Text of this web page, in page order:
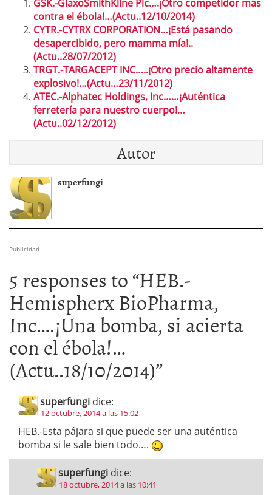
GSK.-GlaxoSmithKline Plc….¡Otro competidor mas
contra el ébola!…(Actu..12/10/2014)
CYTR.-CYTRX CORPORATION…¡Está pasando
desapercibido, pero mamma mía!..
(Actu..28/07/2012)
TRGT.-TARGACEPT INC…..¡Otro precio altamente
explosivo!…(Actu…23/11/2012)
ATEC.-Alphatec Holdings, Inc……¡Auténtica
ferretería para nuestro cuerpo!…
(Actu..02/12/2012)
Autor
superfungi
Publicidad
5 responses to “HEB.-
Hemispherx BioPharma,
Inc….¡Una bomba, si acierta
con el ébola!…
(Actu..18/10/2014)”
superfungi dice:
12 octubre, 2014 a las 15:02
HEB.-Esta pájara si que puede ser una auténtica
bomba si le sale bien todo….
superfungi dice:
18 octubre, 2014 a las 10:41